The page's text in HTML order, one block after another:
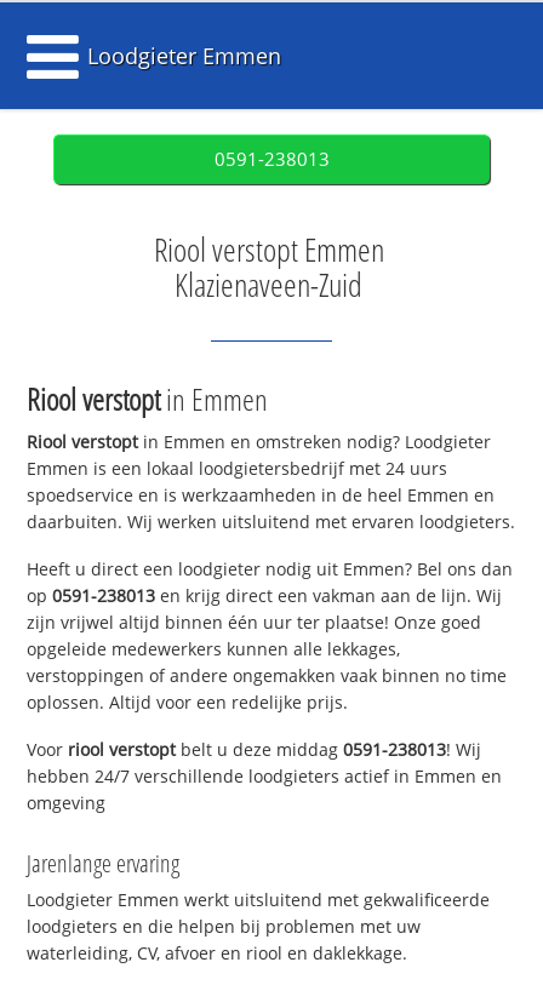
Loodgieter Emmen
0591-238013
Riool verstopt Emmen
Klazienaveen-Zuid
Riool verstoptin Emmen
Riool verstoptin Emmen en omstreken nodig? Loodgieter
Emmen is een lokaal loodgietersbedrijf met 24 uurs
spoedservice en is werkzaamheden in de heel Emmen en
daarbuiten. Wij werken uitsluitend met ervaren loodgieters.
Heeft u direct een loodgieter nodig uit Emmen? Bel ons dan
op0591-238013 en krijg direct een vakman aan de lijn. Wij
zijn vrijwel altijd binnen één uur ter plaatse! Onze goed
opgeleide medewerkers kunnen alle lekkages,
verstoppingen of andere ongemakken vaak binnen no time
oplossen. Altijd voor een redelijke prijs.
Voor riool verstoptbelt u deze middag0591-238013! Wij
hebben 24/7 verschillende loodgieters actief in Emmen en
omgeving
Jarenlange ervaring
Loodgieter Emmen werkt uitsluitend met gekwalificeerde
loodgieters en die helpen bij problemen met uw
waterleiding, CV, afvoer en riool en daklekkage.